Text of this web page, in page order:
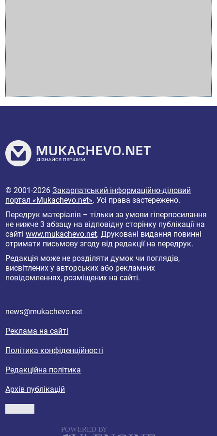
© 2001-2026Закарпатський інформаційно-діловий
портал «Mukachevo.net». Усі права застережено.
Передрук матеріалів – тільки за умови гіперпосилання
не нижче 3 абзацу на відповідну сторінку публікації на
сайтіwww.mukachevo.net. Друковані видання повинні
отримати письмову згоду від редакції на передрук.
Редакція може не розділяти думок чи поглядів,
висвітлених у авторських або рекламних
повідомленнях, розміщених на сайті.
news@mukachevo.net
Реклама на сайті
Політика конфіденційності
Редакційна політика
Архів публікацій